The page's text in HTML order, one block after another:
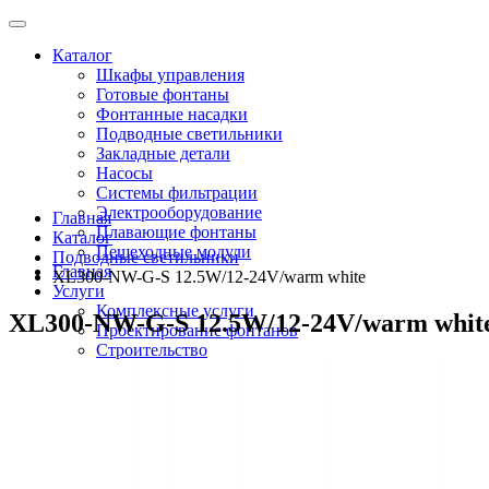
Каталог
Шкафы управления
Готовые фонтаны
Фонтанные насадки
Подводные светильники
Закладные детали
Насосы
Системы фильтрации
Электрооборудование
Плавающие фонтаны
Пешеходные модули
Главная
Услуги
Комплексные услуги
Проектирование фонтанов
Строительство
Главная
Каталог
Подводные светильники
XL300-NW-G-S 12.5W/12-24V/warm white
XL300-NW-G-S 12.5W/12-24V/warm